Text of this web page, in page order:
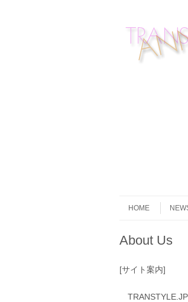
Menu
HOME
About Us
[サイト案内]
TRANSTYLE.JP